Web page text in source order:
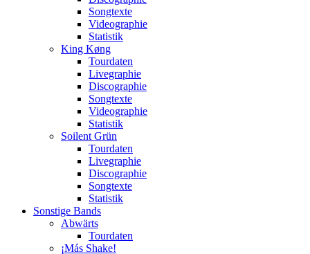
Songtexte
Videographie
Statistik
King Køng
Tourdaten
Livegraphie
Discographie
Songtexte
Videographie
Statistik
Soilent Grün
Tourdaten
Livegraphie
Discographie
Songtexte
Statistik
Sonstige Bands
Abwärts
Tourdaten
¡Más Shake!